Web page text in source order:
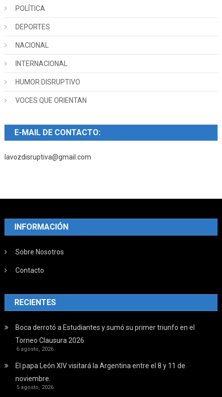
POLÍTICA
DEPORTES
NACIONAL
INTERNACIONAL
HUMOR DISRUPTIVO
VOCES QUE ORIENTAN
E-MAIL DE CONTACTO:
lavozdisruptiva@gmail.com
INFORMACIÓN
Sobre Nosotros
Contacto
RECIENTES
Boca derrotó a Estudiantes y sumó su primer triunfo en el
Torneo Clausura 2026
6 agosto, 2026
El papa León XIV visitará la Argentina entre el 8 y 11 de
noviembre.
5 agosto, 2026